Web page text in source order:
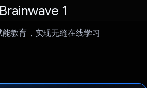
Brainwave 1
能教育，实现无缝在线学习